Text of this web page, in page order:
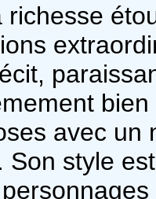
richesse
avec un
Son style